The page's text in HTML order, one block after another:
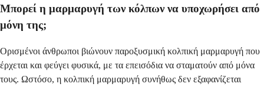
Μπορεί η μαρμαρυγή των κόλπων να υποχωρήσει από
μόνη της;
Ορισμένοι άνθρωποι βιώνουν παροξυσμική κολπική μαρμαρυγή που
έρχεται και φεύγει φυσικά, με τα επεισόδια να σταματούν από μόνα
τους. Ωστόσο, η κολπική μαρμαρυγή συνήθως δεν εξαφανίζεται